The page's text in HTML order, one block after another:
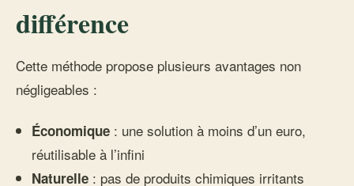
différence
Cette méthode propose plusieurs avantages non
négligeables :
Économique : une solution à moins d’un euro,
réutilisable à l’infini
Naturelle : pas de produits chimiques irritants